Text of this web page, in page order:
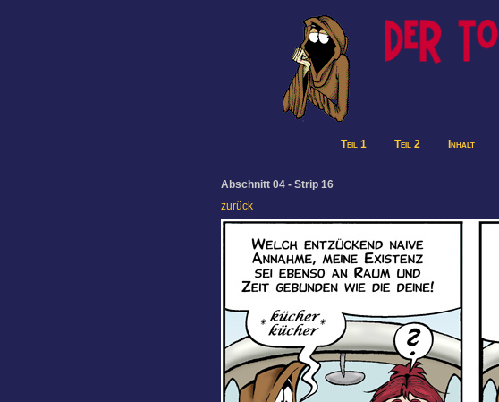
Teil 1 Teil 2 Inhalt
Abschnitt 04 - Strip 16
zurück